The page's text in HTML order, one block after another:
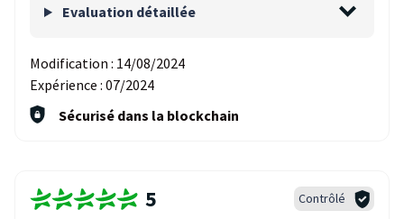
Evaluation détaillée
Modification : 14/08/2024
Expérience : 07/2024
Sécurisé dans la blockchain
5 Contrôlé